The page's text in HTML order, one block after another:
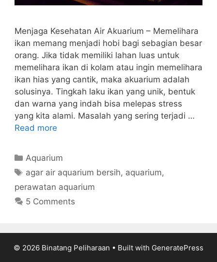
Menjaga Kesehatan Air Akuarium – Memelihara
ikan memang menjadi hobi bagi sebagian besar
orang. Jika tidak memiliki lahan luas untuk
memelihara ikan di kolam atau ingin memelihara
ikan hias yang cantik, maka akuarium adalah
solusinya. Tingkah laku ikan yang unik, bentuk
dan warna yang indah bisa melepas stress
yang kita alami. Masalah yang sering terjadi …
Read more
Categories
Aquarium
Tags
agar air aquarium bersih, aquarium,
perawatan aquarium
5 Comments
© 2026 Binatang Peliharaan • Built with GeneratePress